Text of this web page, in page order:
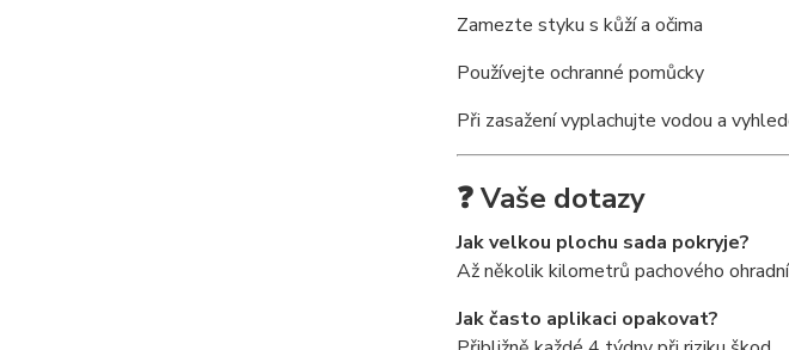
Zamezte styku s kůží a očima
Používejte ochranné pomůcky
Při zasažení vyplachujte vodou a
❓ Vaše dotazy
Jak velkou plochu sada pokryje?
Až několik kilometrů pachového
Jak často aplikaci opakovat?